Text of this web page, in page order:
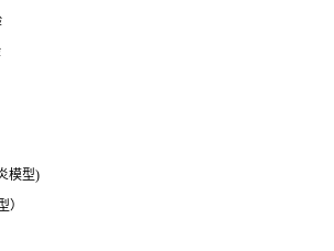
模型)
）